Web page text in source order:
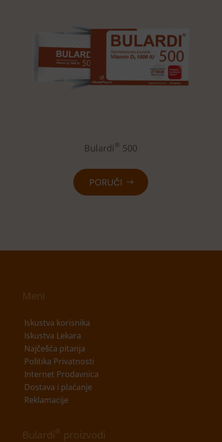
Bulardi® 500
PORUČI
Meni
Iskustva korisnika
Iskustva Lekara
Najčešća pitanja
Politika Privatnosti
Internet Prodavnica
Dostava i plaćanje
Reklamacije
Bulardi ® proizvodi